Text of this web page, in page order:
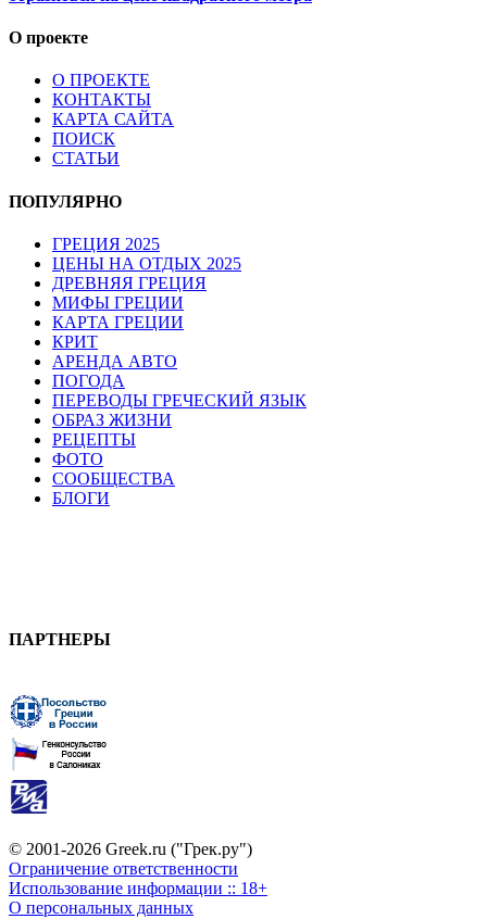
О проекте
О ПРОЕКТЕ
КОНТАКТЫ
КАРТА САЙТА
ПОИСК
СТАТЬИ
ПОПУЛЯРНО
ГРЕЦИЯ 2025
ЦЕНЫ НА ОТДЫХ 2025
ДРЕВНЯЯ ГРЕЦИЯ
МИФЫ ГРЕЦИИ
КАРТА ГРЕЦИИ
КРИТ
АРЕНДА АВТО
ПОГОДА
ПЕРЕВОДЫ ГРЕЧЕСКИЙ ЯЗЫК
ОБРАЗ ЖИЗНИ
РЕЦЕПТЫ
ФОТО
СООБЩЕСТВА
БЛОГИ
ПАРТНЕРЫ
© 2001-2026 Greek.ru ("Грек.ру")
Ограничение ответственности
Использование информации :: 18+
О персональных данных